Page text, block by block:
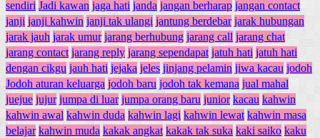
sendiri Jadi kawan jaga hati janda jangan berharap jangan contact
janji janji kahwin janji tak ulangi jantung berdebar jarak hubungan
jarak jauh jarak umur jarang berhubung jarang call jarang chat
jarang contact jarang reply jarang sependapat jatuh hati jatuh hati
dengan cikgu jauh hati jejaka jeles jinjang pelamin jiwa kacau jodoh
Jodoh aturan keluarga jodoh baru jodoh tak kemana jual mahal
juejue jujur jumpa di luar jumpa orang baru junior kacau kahwin
kahwin awal kahwin duda kahwin lagi kahwin lewat kahwin masa
belajar kahwin muda kakak angkat kakak tak suka kaki saiko kaku